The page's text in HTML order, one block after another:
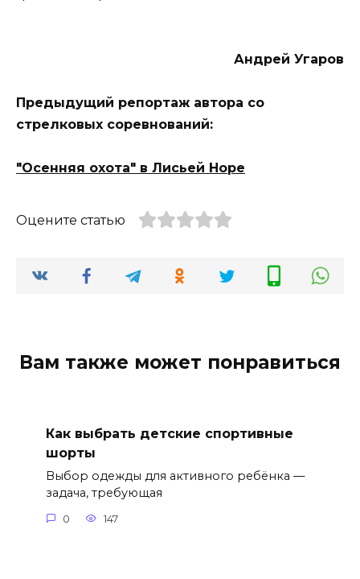
Андрей Угаров
Предыдущий репортаж автора со
стрелковых соревнований:
"Осенняя охота" в Лисьей Норе
Оцените статью
Вам также может понравиться
Как выбрать детские спортивные
шорты
Выбор одежды для активного ребёнка —
задача, требующая
0 147